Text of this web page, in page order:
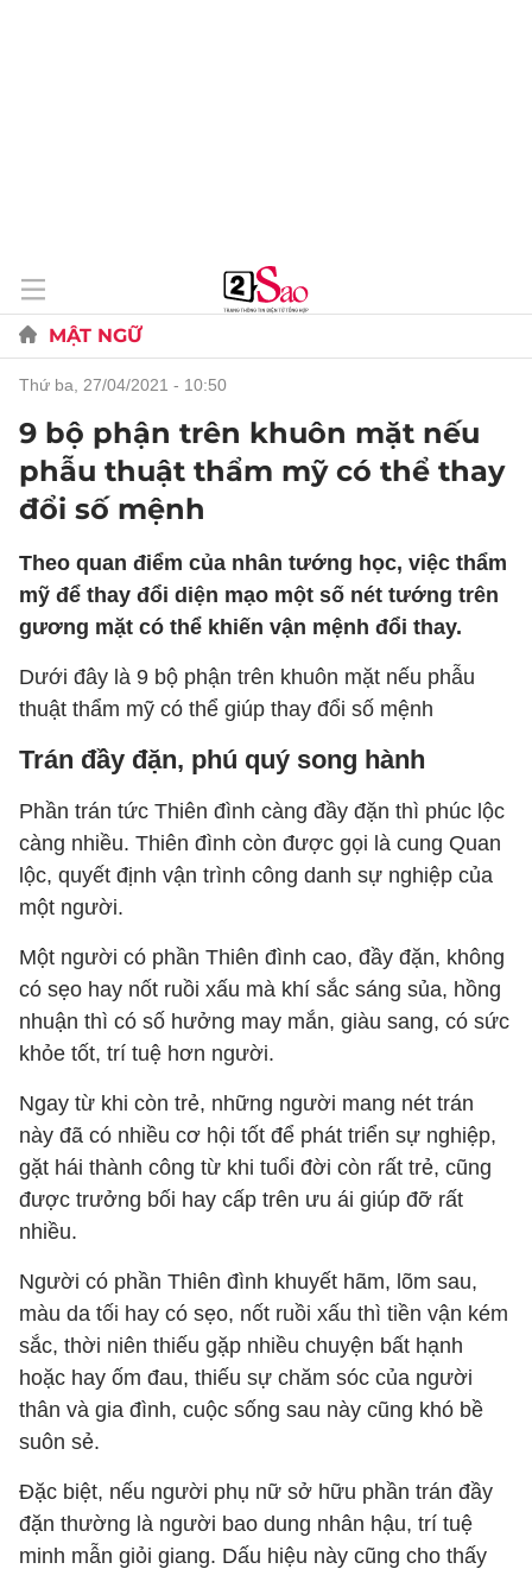
MẬT NGỮ
thứ ba, 27/04/2021 - 10:50
9 bộ phận trên khuôn mặt nếu
phẫu thuật thẩm mỹ có thể thay
đổi số mệnh
Theo quan điểm của nhân tướng học, việc thẩm
mỹ để thay đổi diện mạo một số nét tướng trên
gương mặt có thể khiến vận mệnh đổi thay.
Dưới đây là 9 bộ phận trên khuôn mặt nếu phẫu
thuật thẩm mỹ có thể giúp thay đổi số mệnh
Trán đầy đặn, phú quý song hành
Phần trán tức Thiên đình càng đầy đặn thì phúc lộc
càng nhiều. Thiên đình còn được gọi là cung Quan
lộc, quyết định vận trình công danh sự nghiệp của
một người.
Một người có phần Thiên đình cao, đầy đặn, không
có sẹo hay nốt ruồi xấu mà khí sắc sáng sủa, hồng
nhuận thì có số hưởng may mắn, giàu sang, có sức
khỏe tốt, trí tuệ hơn người.
Ngay từ khi còn trẻ, những người mang nét trán
này đã có nhiều cơ hội tốt để phát triển sự nghiệp,
gặt hái thành công từ khi tuổi đời còn rất trẻ, cũng
được trưởng bối hay cấp trên ưu ái giúp đỡ rất
nhiều.
Người có phần Thiên đình khuyết hãm, lõm sau,
màu da tối hay có sẹo, nốt ruồi xấu thì tiền vận kém
sắc, thời niên thiếu gặp nhiều chuyện bất hạnh
hoặc hay ốm đau, thiếu sự chăm sóc của người
thân và gia đình, cuộc sống sau này cũng khó bề
suôn sẻ.
Đặc biệt, nếu người phụ nữ sở hữu phần trán đầy
đặn thường là người bao dung nhân hậu, trí tuệ
minh mẫn giỏi giang. Dấu hiệu này cũng cho thấy